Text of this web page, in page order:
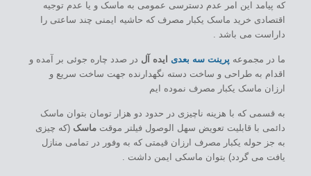
که پیامد این امر عدم دسترسی عمومی به ماسک و یا عدم توجیه
اقتصادی خرید ماسک یکبار مصرف که حاشیه ایمنی چند ساعتی را
داراست می باشد .
ما در مجموعه پرینت سه بعدی ایده آل در صدد چاره جوئی بر آمده و
اقدام به طراحی و ساخت دسته نگهدارنده جهت ساخت سریع و
ارزان ماسک یکبار مصرف نموده ایم
به قسمی که با هزینه ناچیزی در حدود دو هزار تومان بتوان ماسک
دائمی با قابلیت تعویض سهل الوصول فیلتر موقتماسک (که چیزی
به جز حوله یکبار مصرف ارزان قیمتی که به وفور در تمامی منازل
یافت می گردد) بتوان ماسکی ایمن داشت .